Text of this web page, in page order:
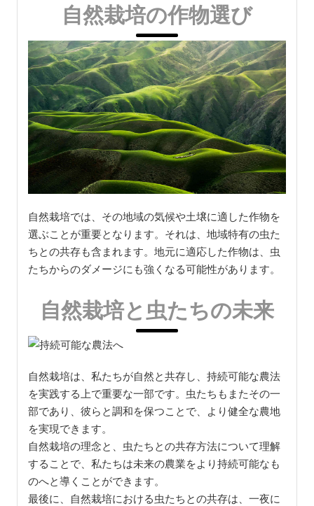
自然栽培の作物選び
自然栽培では、その地域の気候や土壌に適した作物を
選ぶことが重要となります。それは、地域特有の虫た
ちとの共存も含まれます。地元に適応した作物は、虫
たちからのダメージにも強くなる可能性があります。
自然栽培と虫たちの未来
自然栽培は、私たちが自然と共存し、持続可能な農法
を実践する上で重要な一部です。虫たちもまたその一
部であり、彼らと調和を保つことで、より健全な農地
を実現できます。
自然栽培の理念と、虫たちとの共存方法について理解
することで、私たちは未来の農業をより持続可能なも
のへと導くことができます。
最後に、自然栽培における虫たちとの共存は、一夜に